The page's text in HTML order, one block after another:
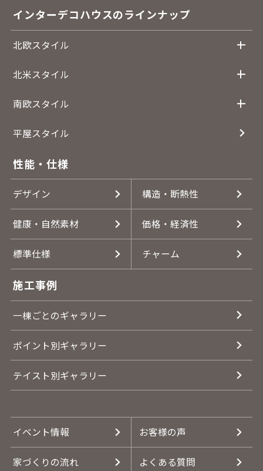
インターデコハウスのラインナップ
北欧スタイル
北米スタイル
南欧スタイル
平屋スタイル
性能・仕様
デザイン 構造・断熱性
健康・自然素材 価格・経済性
標準仕様 チャーム
施工事例
一棟ごとのギャラリー
ポイント別ギャラリー
テイスト別ギャラリー
イベント情報 お客様の声
家づくりの流れ よくある質問